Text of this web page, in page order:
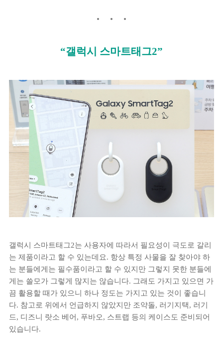
“갤럭시 스마트태그2”
갤럭시 스마트태그2는 사용자에 따라서 필요성이 극도로 갈리
는 제품이라고 할 수 있는데요. 항상 특정 사물을 잘 찾아야 하
는 분들에게는 필수품이라고 할 수 있지만 그렇지 못한 분들에
게는 쓸모가 그렇게 많지는 않습니다. 그래도 가지고 있으면 가
끔 활용할 때가 있으니 하나 정도는 가지고 있는 것이 좋습니
다. 참고로 위에서 언급하지 않았지만 조약돌, 러기지택, 러기
드, 디즈니 랏소 베어, 푸바오, 스트랩 등의 케이스도 준비되어
있습니다.